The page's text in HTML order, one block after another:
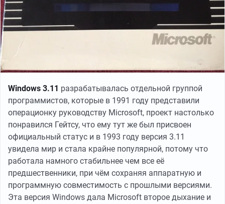
Windows 3.11 разрабатывалась отдельной группой
программистов, которые в 1991 году представили
операционку руководству Microsoft, проект настолько
понравился Гейтсу, что ему тут же был присвоен
официальный статус и в 1993 году версия 3.11
увидела мир и стала крайне популярной, потому что
работала намного стабильнее чем все её
предшественники, при чём сохраняя аппаратную и
программную совместимость с прошлыми версиями.
Эта версия Windows дала Microsoft второе дыхание и